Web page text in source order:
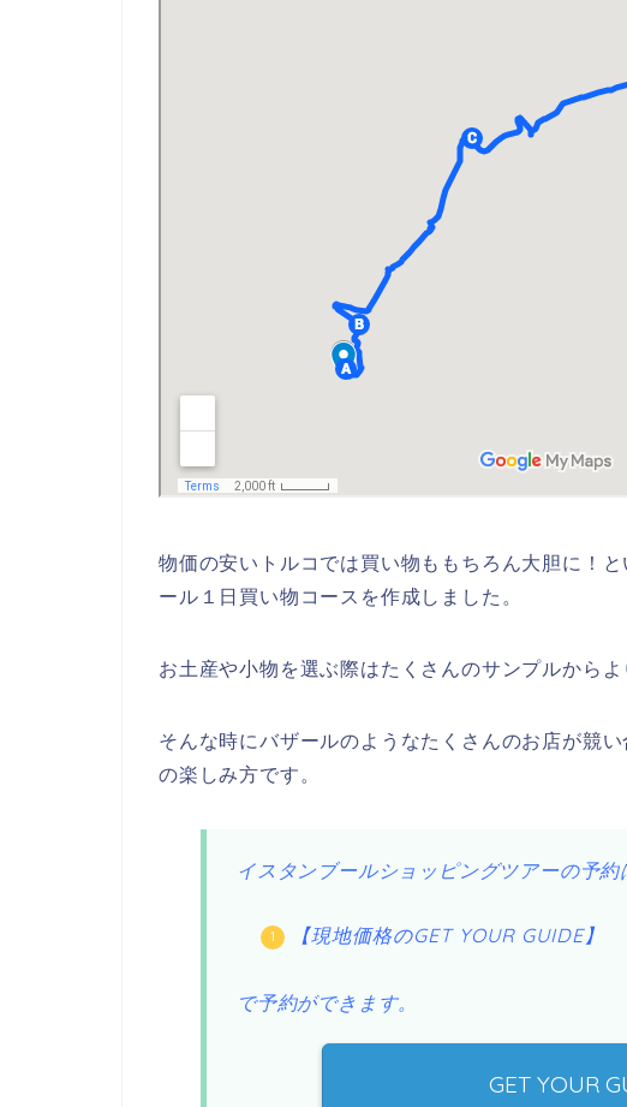
物価の安いトルコでは買い物ももちろん大胆に！
ール１日買い物コースを作成しました。
お土産や小物を選ぶ際はたくさんのサンプルから
そんな時にバザールのようなたくさんのお店が競
の楽しみ方です。
イスタンブールショッピングツアーの予約
【現地価格のGET YOUR GUIDE】
で予約ができます。
GET YOUR